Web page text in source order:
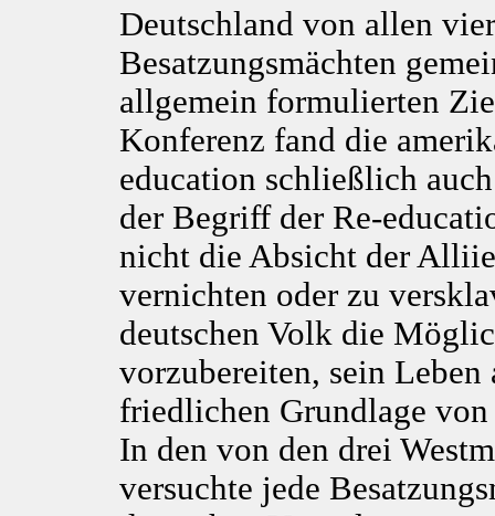
Deutschland von allen vier
Besatzungsmächten
allgemein formulierten
Konferenz fand die
education schließlich
der Begriff der Re-
nicht die Absicht der
vernichten oder zu
deutschen Volk die
vorzubereiten, sein
friedlichen Grundlage
In den von den drei
versuchte jede